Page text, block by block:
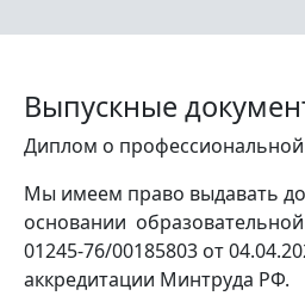
Выпускные
Диплом о профессиональной
Мы имеем право выдавать
основании
01245-76/00185803 от
аккредитации Минтруда РФ.